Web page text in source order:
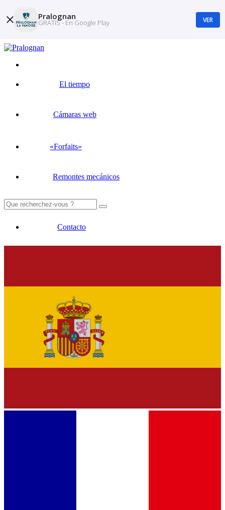
El tiempo
Cámaras web
«Forfaits»
Remontes mecánicos
Buscar:
Contacto
Pralognan
GRATIS - En Google Play VER